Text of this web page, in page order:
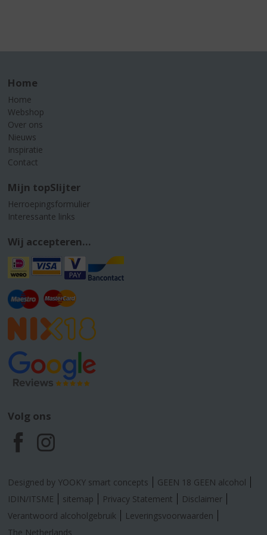
Home
Home
Webshop
Over ons
Nieuws
Inspiratie
Contact
Mijn topSlijter
Herroepingsformulier
Interessante links
Wij accepteren...
Volg ons
F
a
c
I
n
s
Designed by YOOKY smart concepts
GEEN 18 GEEN alcohol
IDIN/ITSME
sitemap Privacy Statement
Disclaimer
Verantwoord alcoholgebruik
Leveringsvoorwaarden
The Netherlands